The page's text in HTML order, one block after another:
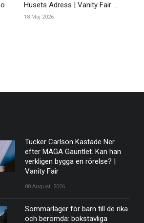
Husets Adress | Vanity Fair ...
18 Maj 2026
Tucker Carlson Kastade Ner
efter MAGA Gauntlet. Kan han
verkligen bygga en rörelse? |
Vanity Fair
08 Augusti 2026
Sommarläger för barn till de rika
och berömda: bokstavliga